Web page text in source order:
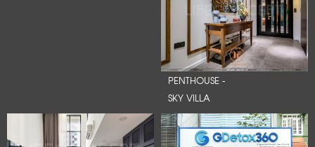
PENTHOUSE -
SKY VILLA